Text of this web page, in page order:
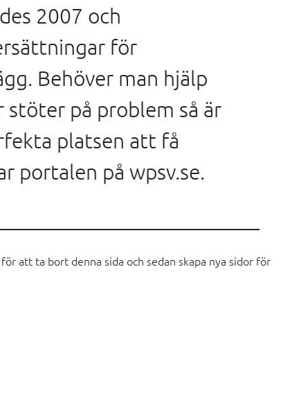
2007 och
för
Behöver man hjälp
på problem så är
platsen att få
portalen på wpsv.se.
för att ta bort denna sida och sedan skapa nya sidor för